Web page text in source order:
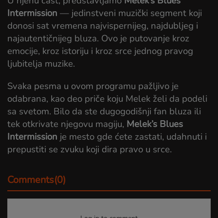
Intermission — jedinstveni muzički segment koji
donosi sat vremena najvispernijeg, najdubljeg i
najautentičnijeg bluza. Ovo je putovanje kroz
emocije, kroz istoriju i kroz srce jednog pravog
ljubitelja muzike.
Svaka pesma u ovom programu pažljivo je
odabrana, kao deo priče koju Melek želi da podeli
sa svetom. Bilo da ste dugogodišnji fan bluza ili
tek otkrivate njegovu magiju, Melek’s Blues
Intermission je mesto gde ćete zastati, udahnuti i
prepustiti se zvuku koji dira pravo u srce.
Comments(0)